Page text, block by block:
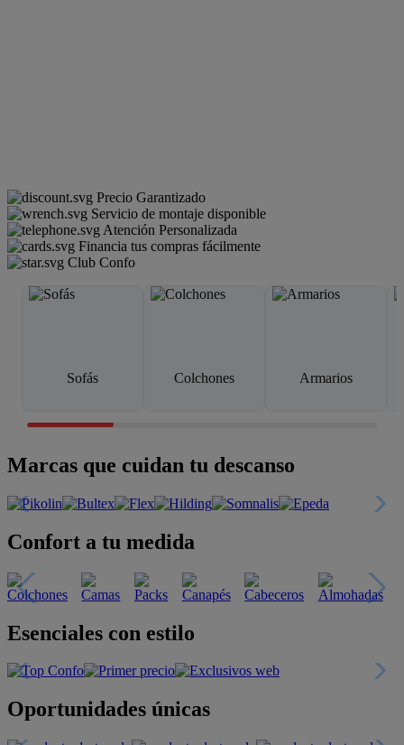
Precio Garantizado
Servicio de montaje disponible
Atención Personalizada
Financia tus compras fácilmente
Club Confo
Sofás Colchones Armarios
Marcas que cuidan tu descanso
Confort a tu medida
Esenciales con estilo
Oportunidades únicas